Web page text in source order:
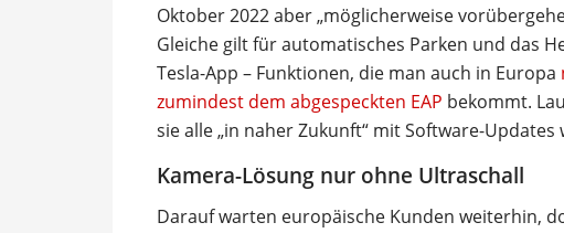
Oktober 2022 aber „möglicherweise
Gleiche gilt für automatisches Parken und das
Tesla-App – Funktionen, die man auch in Europa
zumindest dem abgespeckten EAP bekommt.
sie alle „in naher Zukunft“ mit Software-
Kamera-Lösung nur ohne Ultraschall
Darauf warten europäische Kunden weiterhin,